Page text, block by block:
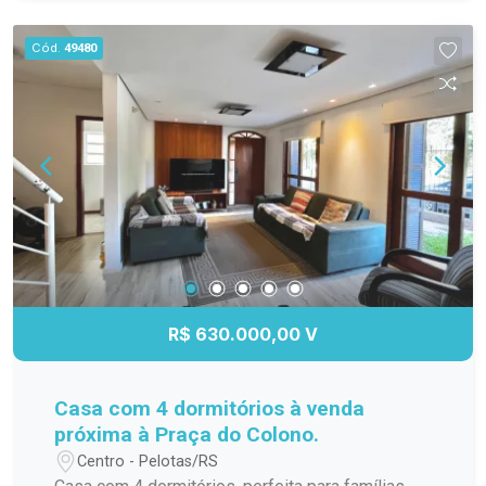
excelente opção para morar ou investir, garantido
um imóvel novo, pronto para receber sua história
desde o primeiro dia. #altopadrao#
Cód. 49480
R$ 630.000,00 V
Casa com 4 dormitórios à venda
próxima à Praça do Colono.
Centro - Pelotas/RS